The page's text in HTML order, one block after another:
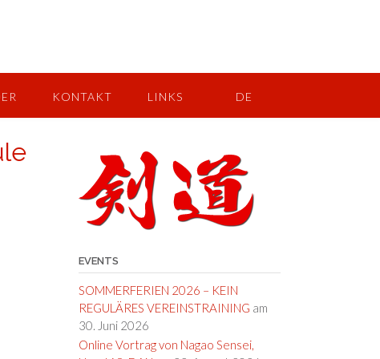
KONTAKT LINKS DE
EVENTS
SOMMERFERIEN 2026 – KEIN
REGULÄRES VEREINSTRAINING am
30. Juni 2026
Online Vortrag von Nagao Sensei,